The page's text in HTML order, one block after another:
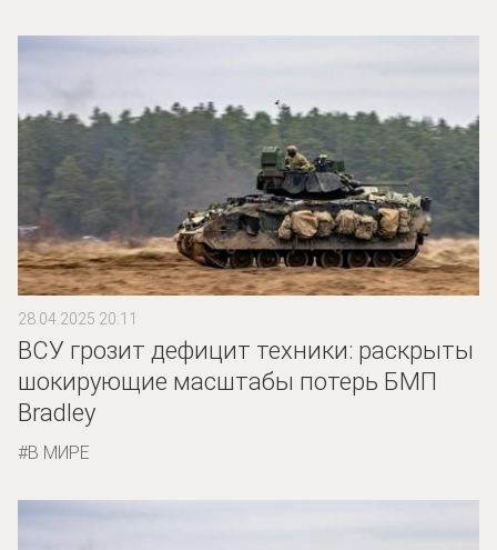
28.04.2025 20:11
ВСУ грозит дефицит техники: раскрыты
шокирующие масштабы потерь БМП
Bradley
В МИРЕ